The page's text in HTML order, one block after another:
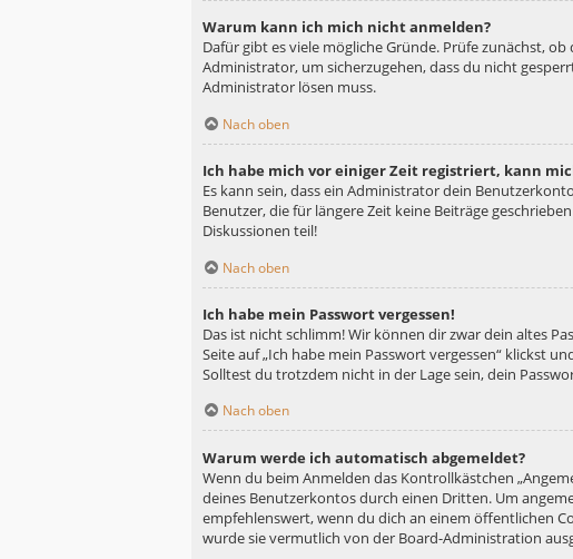
Warum kann ich mich nicht anmelden?
Dafür gibt es viele mögliche Gründe. Prüfe zunächst,
Administrator, um sicherzugehen, dass du nicht
Administrator lösen muss.
Nach oben
Ich habe mich vor einiger Zeit registriert, kann
Es kann sein, dass ein Administrator dein
Benutzer, die für längere Zeit keine Beiträge
Diskussionen teil!
Nach oben
Ich habe mein Passwort vergessen!
Das ist nicht schlimm! Wir können dir zwar dein altes
Seite auf „Ich habe mein Passwort vergessen“ klickst
Solltest du trotzdem nicht in der Lage sein, dein
Nach oben
Warum werde ich automatisch abgemeldet?
Wenn du beim Anmelden das Kontrollkästchen
deines Benutzerkontos durch einen Dritten. Um
empfehlenswert, wenn du dich an einem öffentlichen
wurde sie vermutlich von der Board-Administration